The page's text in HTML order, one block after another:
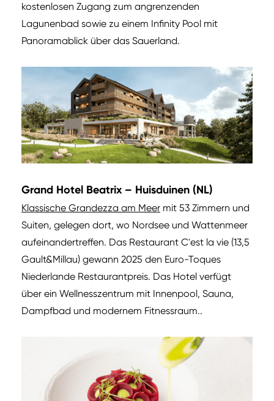
kostenlosen Zugang zum angrenzenden
Lagunenbad sowie zu einem Infinity Pool mit
Panoramablick über das Sauerland.
Grand Hotel Beatrix – Huisduinen (NL)
Klassische Grandezza am Meer mit 53 Zimmern und
Suiten, gelegen dort, wo Nordsee und Wattenmeer
aufeinandertreffen. Das Restaurant C'est la vie (13,5
Gault&Millau) gewann 2025 den Euro-Toques
Niederlande Restaurantpreis. Das Hotel verfügt
über ein Wellnesszentrum mit Innenpool, Sauna,
Dampfbad und modernem Fitnessraum..